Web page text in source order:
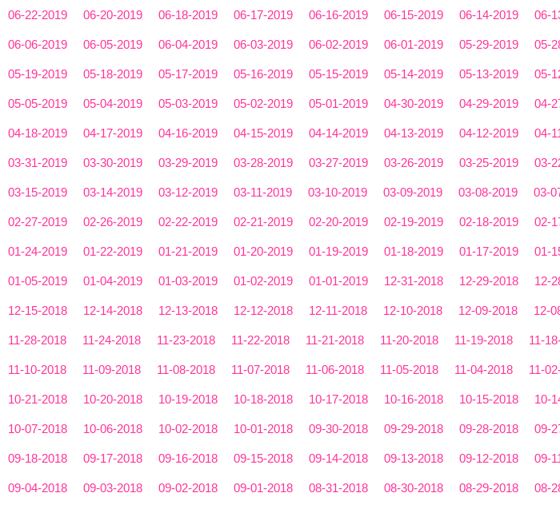
06-22-2019 06-20-2019 06-18-2019 06-17-2019 06-16-2019 06-15-2019 06-14-2019 06-
06-06-2019 06-05-2019 06-04-2019 06-03-2019 06-02-2019 06-01-2019 05-29-2019 05-
05-19-2019 05-18-2019 05-17-2019 05-16-2019 05-15-2019 05-14-2019 05-13-2019 05-
05-05-2019 05-04-2019 05-03-2019 05-02-2019 05-01-2019 04-30-2019 04-29-2019 04-
04-18-2019 04-17-2019 04-16-2019 04-15-2019 04-14-2019 04-13-2019 04-12-2019 04-
03-31-2019 03-30-2019 03-29-2019 03-28-2019 03-27-2019 03-26-2019 03-25-2019 03-
03-15-2019 03-14-2019 03-12-2019 03-11-2019 03-10-2019 03-09-2019 03-08-2019 03-
02-27-2019 02-26-2019 02-22-2019 02-21-2019 02-20-2019 02-19-2019 02-18-2019 02-
01-24-2019 01-22-2019 01-21-2019 01-20-2019 01-19-2019 01-18-2019 01-17-2019 01-
01-05-2019 01-04-2019 01-03-2019 01-02-2019 01-01-2019 12-31-2018 12-29-2018 12-
12-15-2018 12-14-2018 12-13-2018 12-12-2018 12-11-2018 12-10-2018 12-09-2018 12-
11-28-2018 11-24-2018 11-23-2018 11-22-2018 11-21-2018 11-20-2018 11-19-2018 11-
11-10-2018 11-09-2018 11-08-2018 11-07-2018 11-06-2018 11-05-2018 11-04-2018 11-
10-21-2018 10-20-2018 10-19-2018 10-18-2018 10-17-2018 10-16-2018 10-15-2018 10-
10-07-2018 10-06-2018 10-02-2018 10-01-2018 09-30-2018 09-29-2018 09-28-2018 09-
09-18-2018 09-17-2018 09-16-2018 09-15-2018 09-14-2018 09-13-2018 09-12-2018 09-
09-04-2018 09-03-2018 09-02-2018 09-01-2018 08-31-2018 08-30-2018 08-29-2018 08-